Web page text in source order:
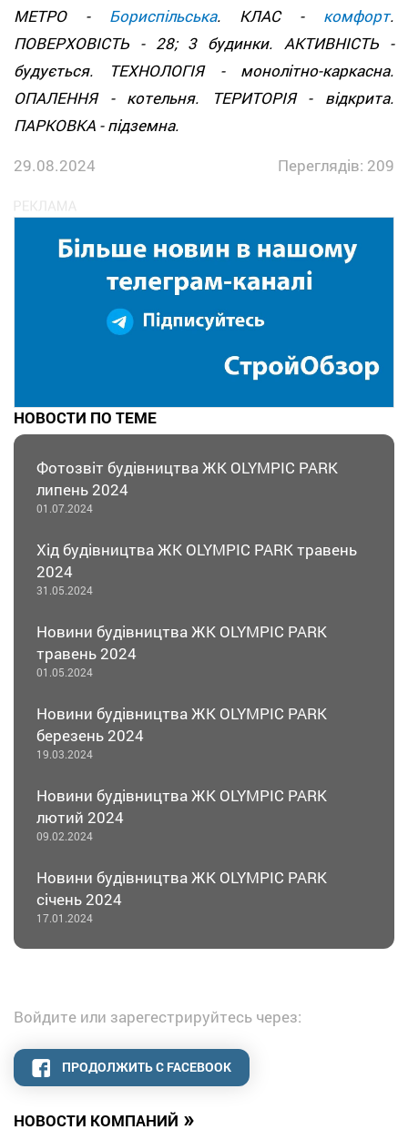
НОВОСТИ КОМПАНИЙ »
МЕТРО - Бориспільська. КЛАС - комфорт.
ПОВЕРХОВІСТЬ - 28; 3 будинки. АКТИВНІСТЬ -
будується. ТЕХНОЛОГІЯ - монолітно-каркасна.
ОПАЛЕННЯ - котельня. ТЕРИТОРІЯ - відкрита.
ПАРКОВКА - підземна.
29.08.2024
Переглядів: 209
НОВОСТИ ПО ТЕМЕ
Фотозвіт будівництва ЖК OLYMPIC PARK
липень 2024
01.07.2024
Хід будівництва ЖК OLYMPIC PARK травень
2024
31.05.2024
Новини будівництва ЖК OLYMPIC PARK
травень 2024
01.05.2024
Новини будівництва ЖК OLYMPIC PARK
березень 2024
19.03.2024
Новини будівництва ЖК OLYMPIC PARK
лютий 2024
09.02.2024
Новини будівництва ЖК OLYMPIC PARK
січень 2024
17.01.2024
Войдите или зарегестрируйтесь через:
ПРОДОЛЖИТЬ С FACEBOOK